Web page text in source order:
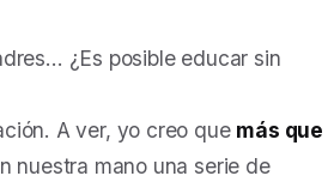
¿Es posible educar sin
A ver, yo creo que más que
nuestra mano una serie de